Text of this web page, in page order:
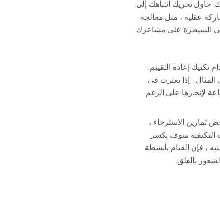
حاول تحريك انتباهك إلى
عقلية ، مثل معالجة
السيطرة على مشاعرك
إعادة التقييم.
، إذا تعثرت في
لإنجازها على الرغم
تمارين الاسترخاء ،
التكيفية سوف يكسر
، فإن القيام بأنشطة
بالقلق.